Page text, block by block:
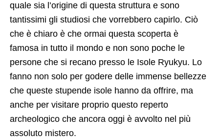
quale sia l’origine di questa struttura e sono
tantissimi gli studiosi che vorrebbero capirlo. Ciò
che è chiaro è che ormai questa scoperta è
famosa in tutto il mondo e non sono poche le
persone che si recano presso le Isole Ryukyu. Lo
fanno non solo per godere delle immense bellezze
che queste stupende isole hanno da offrire, ma
anche per visitare proprio questo reperto
archeologico che ancora oggi è avvolto nel più
assoluto mistero.